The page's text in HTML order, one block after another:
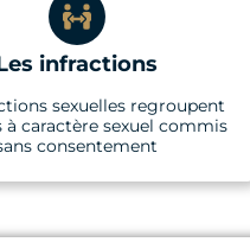
infractions
sexuelles regroupent
à caractère sexuel commis
consentement